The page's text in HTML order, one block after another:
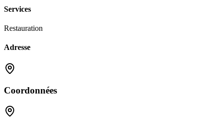
Services
Restauration
Adresse
Coordonnées